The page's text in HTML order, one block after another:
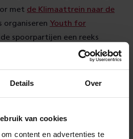
Details Over
van cookies
content en advertenties te
met de Klimaattrein naar de
organiseren Youth for
de spoorpartijen een reeks
over de belangrijke rol die het
klimaatdoelen.
en partijen in staat te stellen